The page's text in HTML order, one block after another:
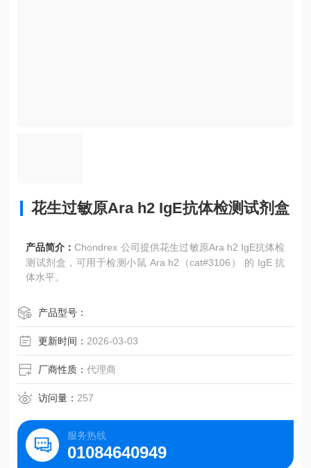
花生过敏原Ara h2 IgE抗体检测试剂盒
产品简介：Chondrex 公司提供花生过敏原Ara h2 IgE抗体检
测试剂盒，可用于检测小鼠 Ara h2（cat#3106） 的 IgE 抗
体水平。
产品型号：
更新时间： 2026-03-03
厂商性质：代理商
访问量： 257
服务热线
01084640949